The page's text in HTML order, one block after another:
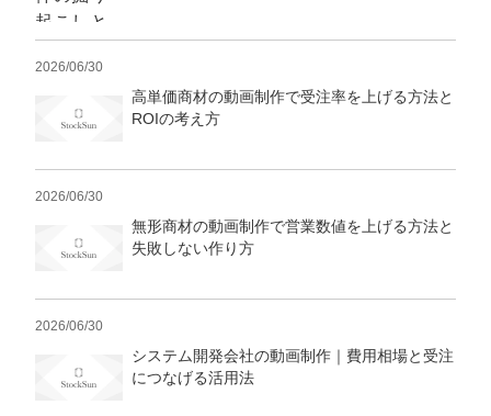
内部監査室長
2026/06/30
高単価商材の動画制作で受注率を上げる方法と
ROIの考え方
2026/06/30
無形商材の動画制作で営業数値を上げる方法と
失敗しない作り方
2026/06/30
システム開発会社の動画制作｜費用相場と受注
につなげる活用法